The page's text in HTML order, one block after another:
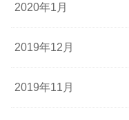
2020年1月
2019年12月
2019年11月